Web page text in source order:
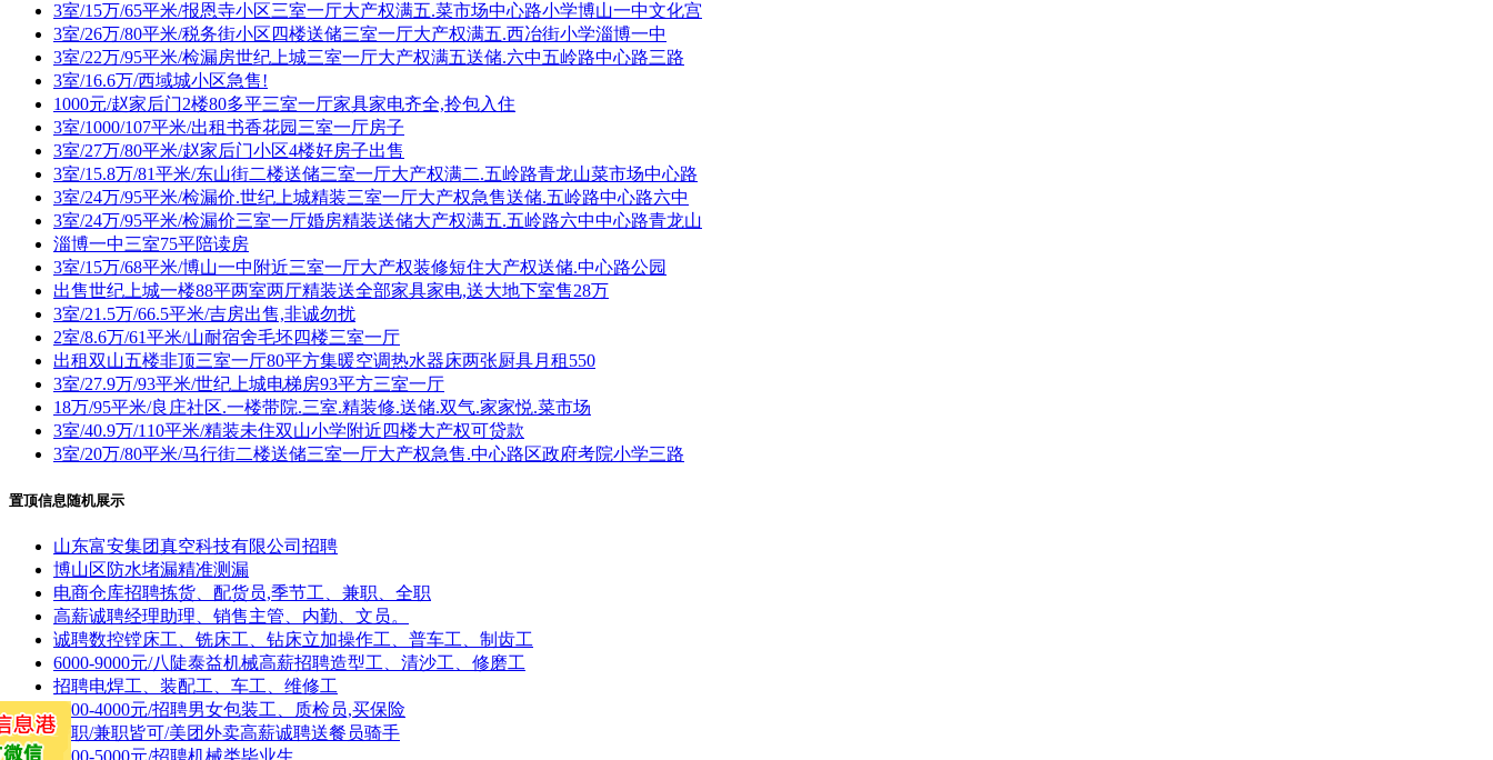
3室/15万/65平米/报恩寺小区三室一厅大产权满五.菜市场中心路小学博山一中文化宫
3室/26万/80平米/税务街小区四楼送储三室一厅大产权满五.西冶街小学淄博一中
3室/22万/95平米/检漏房世纪上城三室一厅大产权满五送储.六中五岭路中心路三路
3室/16.6万/西域城小区急售!
1000元/赵家后门2楼80多平三室一厅家具家电齐全,拎包入住
3室/1000/107平米/出租书香花园三室一厅房子
3室/27万/80平米/赵家后门小区4楼好房子出售
3室/15.8万/81平米/东山街二楼送储三室一厅大产权满二.五岭路青龙山菜市场中心路
3室/24万/95平米/检漏价.世纪上城精装三室一厅大产权急售送储.五岭路中心路六中
3室/24万/95平米/检漏价三室一厅婚房精装送储大产权满五.五岭路六中中心路青龙山
淄博一中三室75平陪读房
3室/15万/68平米/博山一中附近三室一厅大产权装修短住大产权送储.中心路公园
出售世纪上城一楼88平两室两厅精装送全部家具家电,送大地下室售28万
3室/21.5万/66.5平米/吉房出售,非诚勿扰
2室/8.6万/61平米/山耐宿舍毛坯四楼三室一厅
出租双山五楼非顶三室一厅80平方集暖空调热水器床两张厨具月租550
3室/27.9万/93平米/世纪上城电梯房93平方三室一厅
18万/95平米/良庄社区.一楼带院.三室.精装修.送储.双气.家家悦.菜市场
3室/40.9万/110平米/精装未住双山小学附近四楼大产权可贷款
3室/20万/80平米/马行街二楼送储三室一厅大产权急售.中心路区政府考院小学三路
置顶信息随机展示
山东富安集团真空科技有限公司招聘
博山区防水堵漏精准测漏
电商仓库招聘拣货、配货员,季节工、兼职、全职
高薪诚聘经理助理、销售主管、内勤、文员。
诚聘数控镗床工、铣床工、钻床立加操作工、普车工、制齿工
6000-9000元/八陡泰益机械高薪招聘造型工、清沙工、修磨工
招聘电焊工、装配工、车工、维修工
3000-4000元/招聘男女包装工、质检员,买保险
全职/兼职皆可/美团外卖高薪诚聘送餐员骑手